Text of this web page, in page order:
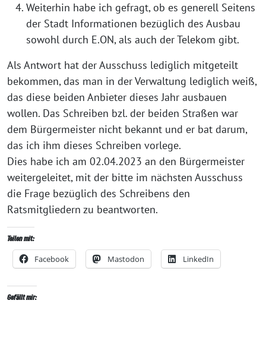
Weiterhin habe ich gefragt, ob es generell Seitens
der Stadt Informationen bezüglich des Ausbau
sowohl durch E.ON, als auch der Telekom gibt.
Als Antwort hat der Ausschuss lediglich mitgeteilt
bekommen, das man in der Verwaltung lediglich weiß,
das diese beiden Anbieter dieses Jahr ausbauen
wollen. Das Schreiben bzl. der beiden Straßen war
dem Bürgermeister nicht bekannt und er bat darum,
das ich ihm dieses Schreiben vorlege.
Dies habe ich am 02.04.2023 an den Bürgermeister
weitergeleitet, mit der bitte im nächsten Ausschuss
die Frage bezüglich des Schreibens den
Ratsmitgliedern zu beantworten.
Teilen mit:
Facebook Mastodon LinkedIn
Gefällt mir: